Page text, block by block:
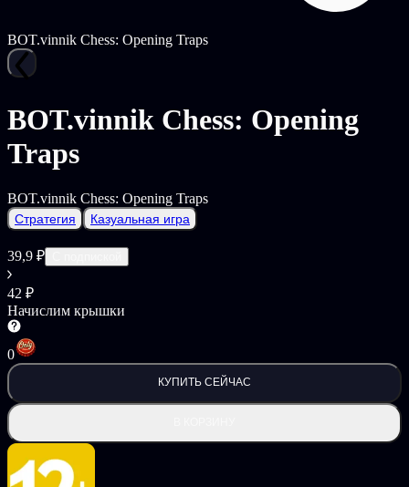
BOT.vinnik Chess: Opening Traps
BOT.vinnik Chess: Opening
Traps
BOT.vinnik Chess: Opening Traps
Стратегия Казуальная игра
39,9 ₽
42 ₽
Начислим крышки
0
КУПИТЬ СЕЙЧАС